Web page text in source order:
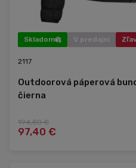
Skladom V predajni
2117
Outdoorová páperová
čierna
194,80 €
97,40 €